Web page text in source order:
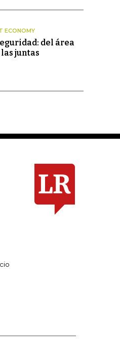
ECONOMY
del área
las juntas